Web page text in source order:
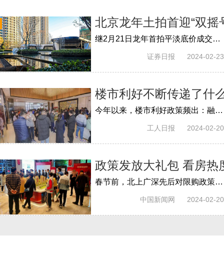
北京龙年土拍首迎“双
继2月21日龙年首拍平淡底价成交后，2月22日北京土拍重现激烈场面，海淀翠湖和大兴西红门地块双双摇号触顶，单日总揽金约78亿元。
证券日报 2024-02-23
楼市利好不断传递了什
今年以来，楼市利好政策频出：融资协调机制加快建立，限购政策持续优化，多地推出返乡置业优惠政策……一系列促进房地产市场平稳健康发展的...
工人日报 2024-02-20
政策发放大礼包 看房热
春节前，北上广深先后对限购政策进行调整，楼市政策最严格的一线城市送出“新春大礼包”，释放出其多年的“限购坚冰”开始融化的信号。
中国新闻网 2024-02-20